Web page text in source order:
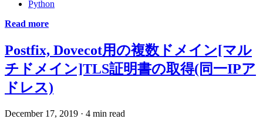
Python
Read more
Postfix, Dovecot用の複数ドメイン[マル
チドメイン]TLS証明書の取得(同一IPア
ドレス)
December 17, 2019 · 4 min read